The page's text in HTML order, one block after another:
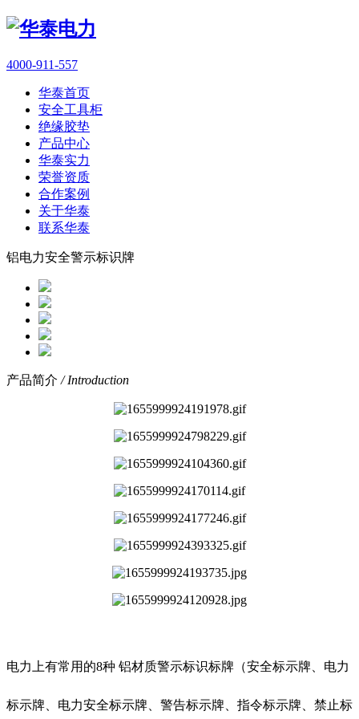
4000-911-557
华泰首页
安全工具柜
绝缘胶垫
产品中心
华泰实力
荣誉资质
合作案例
关于华泰
联系华泰
铝电力安全警示标识牌
产品简介 / Introduction
电力上有常用的8种 铝材质警示标识标牌（安全标示牌、电力
标示牌、电力安全标示牌、警告标示牌、指令标示牌、禁止标